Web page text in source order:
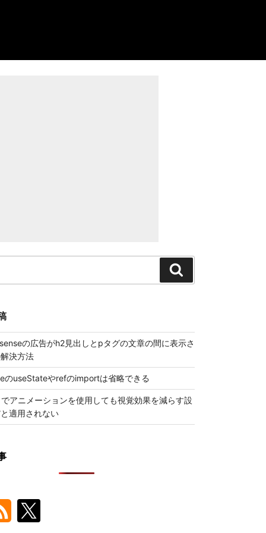
索
の広告がh2見出しとpタグの文章の間に表示さ
決方法
のuseStateやrefのimportは省略できる
アニメーションを使用しても視覚効果を減らす設
適用されない